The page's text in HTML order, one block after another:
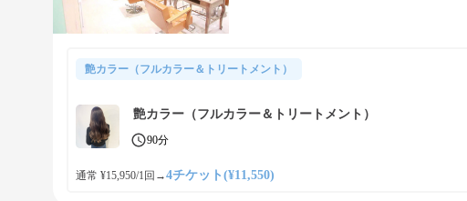
艶カラー（フルカラー＆トリートメント）
艶カラー（フルカラー＆トリートメント）
90分
通常 ¥15,950/1回 →4チケット(¥11,550)